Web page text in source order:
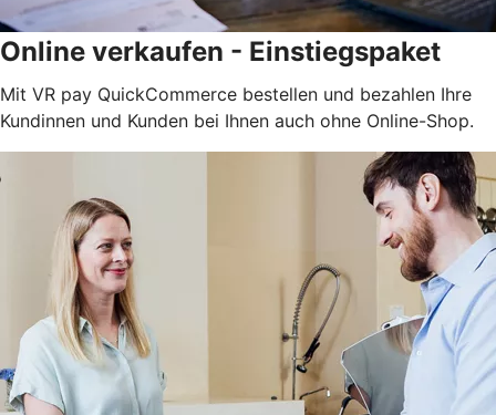
Online verkaufen - Einstiegspaket
Mit VR pay QuickCommerce bestellen und bezahlen Ihre
Kundinnen und Kunden bei Ihnen auch ohne Online-Shop.